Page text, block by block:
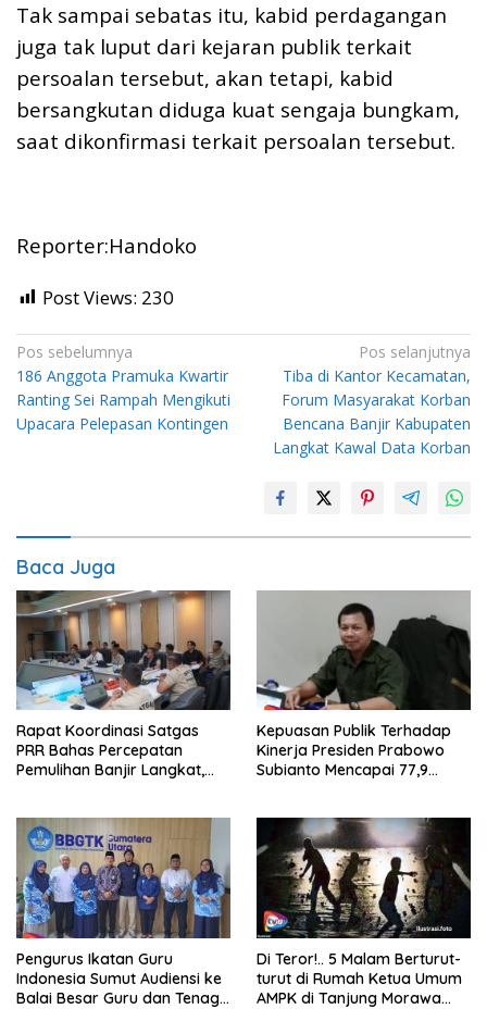
Tak sampai sebatas itu, kabid perdagangan
juga tak luput dari kejaran publik terkait
persoalan tersebut, akan tetapi, kabid
bersangkutan diduga kuat sengaja bungkam,
saat dikonfirmasi terkait persoalan tersebut.
Reporter:Handoko
Post Views: 230
Navigasi
pos
Pos sebelumnya
186 Anggota Pramuka Kwartir
Ranting Sei Rampah Mengikuti
Upacara Pelepasan Kontingen
Pos selanjutnya
Tiba di Kantor Kecamatan,
Forum Masyarakat Korban
Bencana Banjir Kabupaten
Langkat Kawal Data Korban
Baca Juga
Rapat Koordinasi Satgas
PRR Bahas Percepatan
Pemulihan Banjir Langkat,
Kepuasan Publik Terhadap
Kinerja Presiden Prabowo
Subianto Mencapai 77,9
Pengurus Ikatan Guru
Indonesia Sumut Audiensi ke
Balai Besar Guru dan Tenaga
Di Teror!.. 5 Malam Berturut-
turut di Rumah Ketua Umum
AMPK di Tanjung Morawa